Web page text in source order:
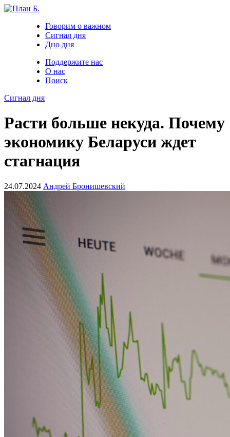
Говорим о важном
Сигнал дня
Дно дня
Поддержите нас
О нас
Поиск
Сигнал дня
Расти больше некуда. Почему
экономику Беларуси ждет
стагнация
24.07.2024 Андрей Бронишевский